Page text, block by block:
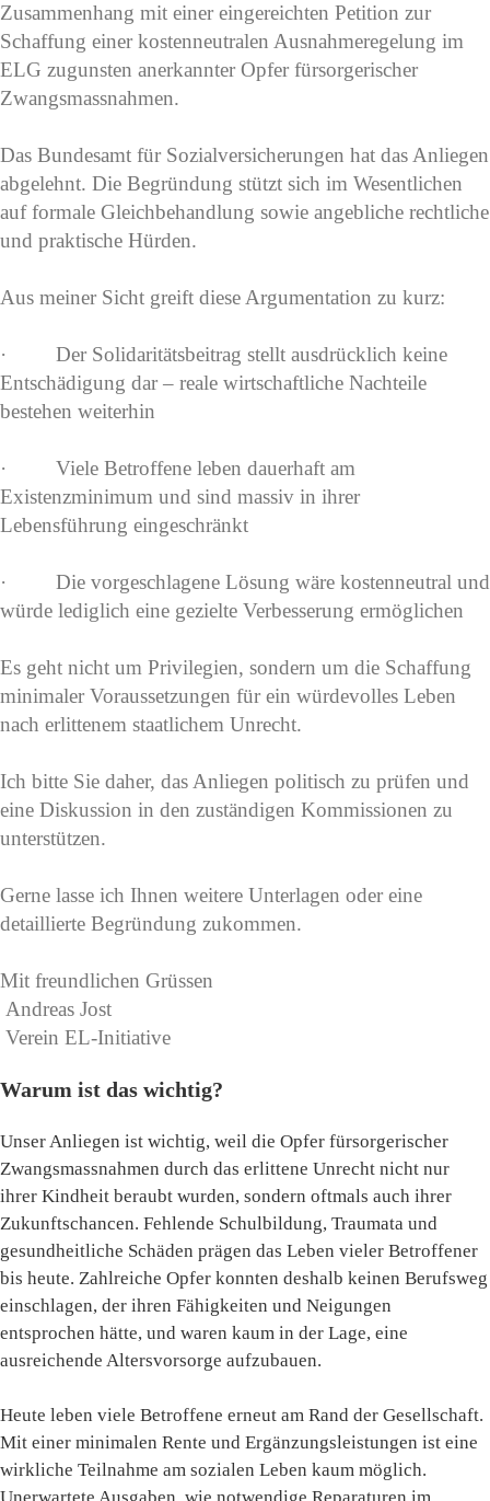
Zusammenhang mit einer eingereichten Petition zur
Schaffung einer kostenneutralen Ausnahmeregelung im
ELG zugunsten anerkannter Opfer fürsorgerischer
Zwangsmassnahmen.
Das Bundesamt für Sozialversicherungen hat das Anliegen
abgelehnt. Die Begründung stützt sich im Wesentlichen
auf formale Gleichbehandlung sowie angebliche rechtliche
und praktische Hürden.
Aus meiner Sicht greift diese Argumentation zu kurz:
· Der Solidaritätsbeitrag stellt ausdrücklich keine
Entschädigung dar – reale wirtschaftliche Nachteile
bestehen weiterhin
· Viele Betroffene leben dauerhaft am
Existenzminimum und sind massiv in ihrer
Lebensführung eingeschränkt
· Die vorgeschlagene Lösung wäre kostenneutral und
würde lediglich eine gezielte Verbesserung ermöglichen
Es geht nicht um Privilegien, sondern um die Schaffung
minimaler Voraussetzungen für ein würdevolles Leben
nach erlittenem staatlichem Unrecht.
Ich bitte Sie daher, das Anliegen politisch zu prüfen und
eine Diskussion in den zuständigen Kommissionen zu
unterstützen.
Gerne lasse ich Ihnen weitere Unterlagen oder eine
detaillierte Begründung zukommen.
Mit freundlichen Grüssen
Andreas Jost
Verein EL-Initiative
Warum ist das wichtig?
Unser Anliegen ist wichtig, weil die Opfer fürsorgerischer
Zwangsmassnahmen durch das erlittene Unrecht nicht nur
ihrer Kindheit beraubt wurden, sondern oftmals auch ihrer
Zukunftschancen. Fehlende Schulbildung, Traumata und
gesundheitliche Schäden prägen das Leben vieler Betroffener
bis heute. Zahlreiche Opfer konnten deshalb keinen Berufsweg
einschlagen, der ihren Fähigkeiten und Neigungen
entsprochen hätte, und waren kaum in der Lage, eine
ausreichende Altersvorsorge aufzubauen.
Heute leben viele Betroffene erneut am Rand der Gesellschaft.
Mit einer minimalen Rente und Ergänzungsleistungen ist eine
wirkliche Teilnahme am sozialen Leben kaum möglich.